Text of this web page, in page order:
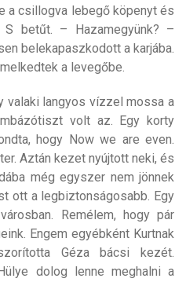
a csillogva lebegő köpenyt és
betűt. – Hazamegyünk? –
belekapaszkodott a karjába.
a levegőbe.
valaki langyos vízzel mossa a
volt az. Egy korty
hogy Now we are even.
Aztán kezet nyújtott neki, és
még egyszer nem jönnek
ott a legbiztonságosabb. Egy
Remélem, hogy pár
Engem egyébként Kurtnak
Géza bácsi kezét.
dolog lenne meghalni a